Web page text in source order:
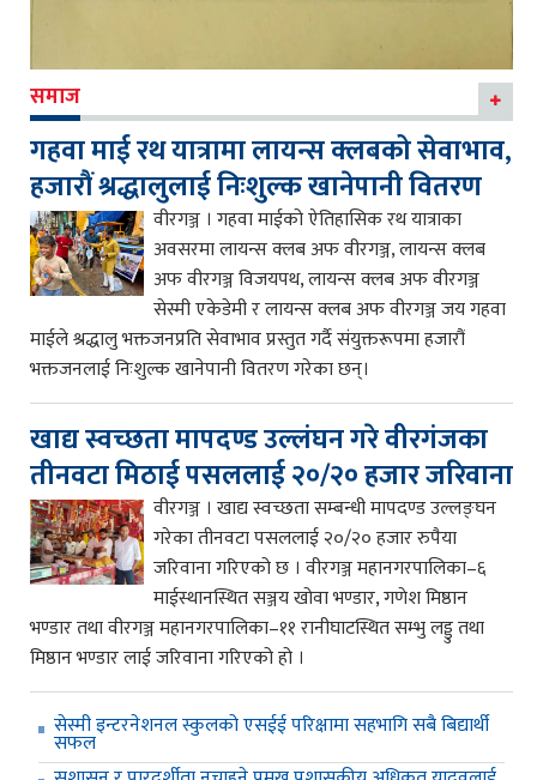
समाज
गहवा माई रथ यात्रामा लायन्स क्लबको सेवाभाव,
हजारौं श्रद्धालुलाई निःशुल्क खानेपानी वितरण
वीरगञ्ज । गहवा माईको ऐतिहासिक रथ यात्राका
अवसरमा लायन्स क्लब अफ वीरगञ्ज, लायन्स क्लब
अफ वीरगञ्ज विजयपथ, लायन्स क्लब अफ वीरगञ्ज
सेस्मी एकेडेमी र लायन्स क्लब अफ वीरगञ्ज जय गहवा
माईले श्रद्धालु भक्तजनप्रति सेवाभाव प्रस्तुत गर्दै संयुक्तरूपमा हजारौं
भक्तजनलाई निःशुल्क खानेपानी वितरण गरेका छन्।
खाद्य स्वच्छता मापदण्ड उल्लंघन गरे वीरगंजका
तीनवटा मिठाई पसललाई २०/२० हजार जरिवाना
वीरगञ्ज । खाद्य स्वच्छता सम्बन्धी मापदण्ड उल्लङ्घन
गरेका तीनवटा पसललाई २०/२० हजार रुपैया
जरिवाना गरिएको छ । वीरगञ्ज महानगरपालिका–६
माईस्थानस्थित सञ्जय खोवा भण्डार, गणेश मिष्ठान
भण्डार तथा वीरगञ्ज महानगरपालिका–११ रानीघाटस्थित सम्भु लड्डु तथा
मिष्ठान भण्डार लाई जरिवाना गरिएको हो ।
सेस्मी इन्टरनेशनल स्कुलको एसईई परिक्षामा सहभागि सबै बिद्यार्थी
सफल